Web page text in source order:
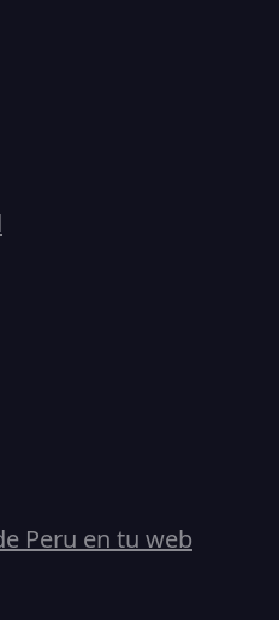
Peru en tu web